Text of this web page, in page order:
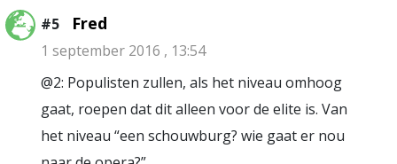
#5 Fred
1 september 2016 , 13:54
@2: Populisten zullen, als het niveau omhoog
gaat, roepen dat dit alleen voor de elite is. Van
het niveau “een schouwburg? wie gaat er nou